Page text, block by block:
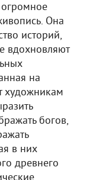
огромное
Она
историй,
вдохновляют
на
художникам
богов,
в них
древнего